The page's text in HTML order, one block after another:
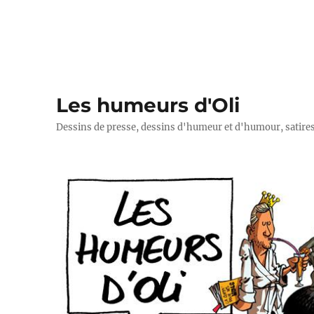
Les humeurs d'Oli
Dessins de presse, dessins d'humeur et d'humour,